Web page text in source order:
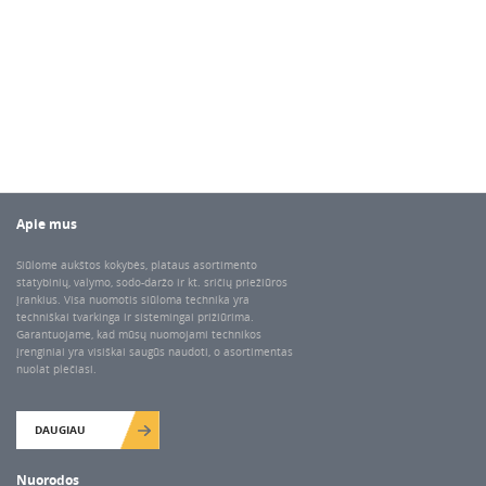
Apie mus
Siūlome aukštos kokybės, plataus asortimento
statybinių, valymo, sodo-daržo ir kt. sričių priežiūros
įrankius. Visa nuomotis siūloma technika yra
techniškai tvarkinga ir sistemingai prižiūrima.
Garantuojame, kad mūsų nuomojami technikos
įrenginiai yra visiškai saugūs naudoti, o asortimentas
nuolat plečiasi.
DAUGIAU
Nuorodos